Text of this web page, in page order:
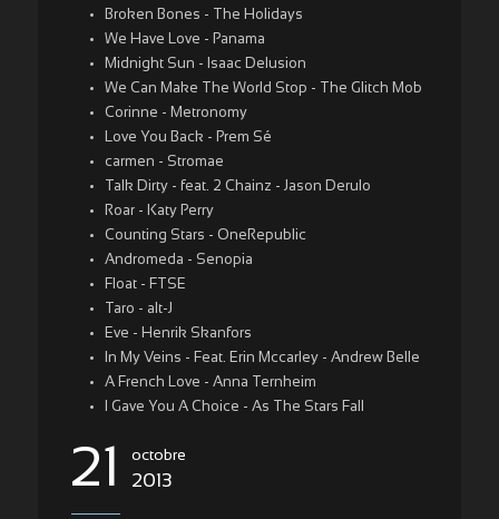
Broken Bones - The Holidays
We Have Love - Panama
Midnight Sun - Isaac Delusion
We Can Make The World Stop - The Glitch Mob
Corinne - Metronomy
Love You Back - Prem Sé
carmen - Stromae
Talk Dirty - feat. 2 Chainz - Jason Derulo
Roar - Katy Perry
Counting Stars - OneRepublic
Andromeda - Senopia
Float - FTSE
Taro - alt-J
Eve - Henrik Skanfors
In My Veins - Feat. Erin Mccarley - Andrew Belle
A French Love - Anna Ternheim
I Gave You A Choice - As The Stars Fall
21 octobre
2013